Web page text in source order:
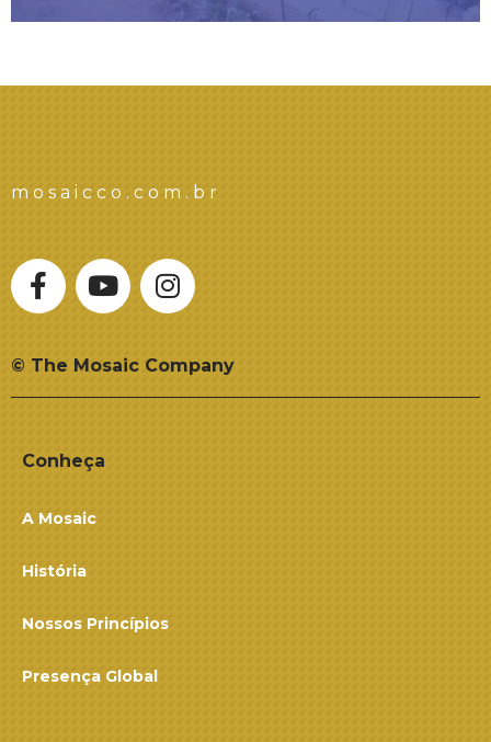
mosaicco.com.br
© The Mosaic Company
Conheça
A Mosaic
História
Nossos Princípios
Presença Global